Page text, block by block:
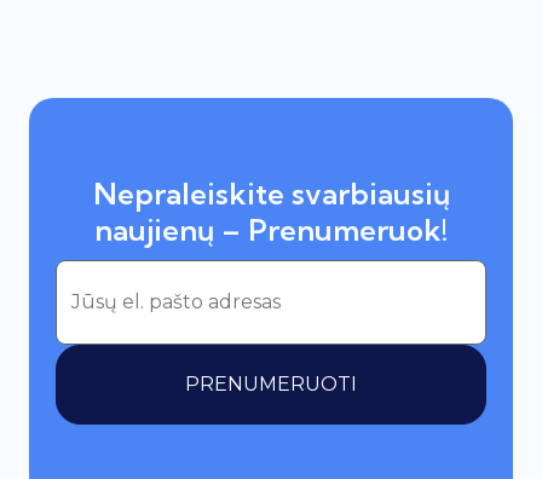
Nepraleiskite svarbiausių
naujienų – Prenumeruok!
PRENUMERUOTI